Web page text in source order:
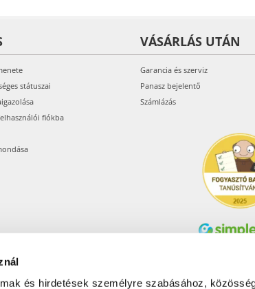
és hirdetések személyre szabásához,
státuszai
fiókba
VÁSÁRLÁS UTÁN
Garancia és szerviz
Panasz bejelentő
Számlázás